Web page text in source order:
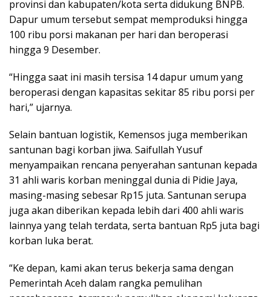
provinsi dan kabupaten/kota serta didukung BNPB.
Dapur umum tersebut sempat memproduksi hingga
100 ribu porsi makanan per hari dan beroperasi
hingga 9 Desember.
“Hingga saat ini masih tersisa 14 dapur umum yang
beroperasi dengan kapasitas sekitar 85 ribu porsi per
hari,” ujarnya.
Selain bantuan logistik, Kemensos juga memberikan
santunan bagi korban jiwa. Saifullah Yusuf
menyampaikan rencana penyerahan santunan kepada
31 ahli waris korban meninggal dunia di Pidie Jaya,
masing-masing sebesar Rp15 juta. Santunan serupa
juga akan diberikan kepada lebih dari 400 ahli waris
lainnya yang telah terdata, serta bantuan Rp5 juta bagi
korban luka berat.
“Ke depan, kami akan terus bekerja sama dengan
Pemerintah Aceh dalam rangka pemulihan